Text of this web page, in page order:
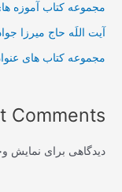
مجموعه کتاب آموزه
آیت اللَه حاج میرزا
مجموعه کتاب های
Comments
دیدگاهی برای نمایش